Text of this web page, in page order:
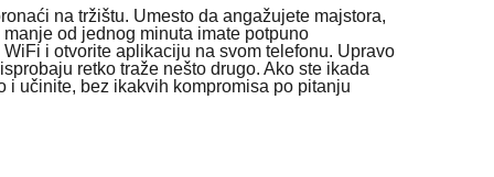
na tržištu. Umesto da angažujete majstora,
od jednog minuta imate potpuno
i otvorite aplikaciju na svom telefonu. Upravo
retko traže nešto drugo. Ako ste ikada
i učinite, bez ikakvih kompromisa po pitanju